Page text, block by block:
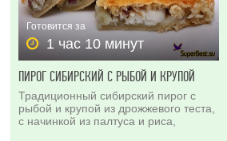
Готовится за
1 час 10 минут
ПИРОГ СИБИРСКИЙ С РЫБОЙ И КРУПОЙ
Традиционный сибирский пирог с
рыбой и крупой из дрожжевого теста,
с начинкой из палтуса и риса,